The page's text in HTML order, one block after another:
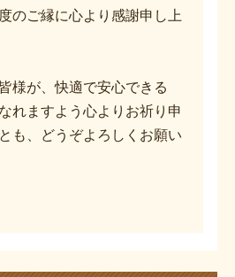
のご縁に心より感謝申し上
様が、快適で安心できる
れますよう心よりお祈り申
も、どうぞよろしくお願い